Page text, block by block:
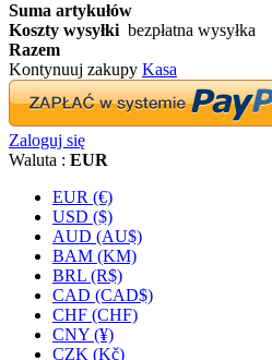
Suma artykułów
Koszty wysyłki bezpłatna wysyłka
Razem
Kontynuuj zakupy Kasa
Zaloguj się
Waluta : EUR
EUR (€)
USD ($)
AUD (AU$)
BAM (KM)
BRL (R$)
CAD (CAD$)
CHF (CHF)
CNY (¥)
CZK (Kč)